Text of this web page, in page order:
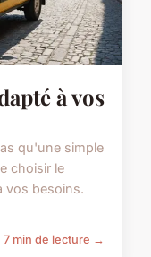
à vos
qu'une simple
choisir le
vos besoins.
7 min de lecture →